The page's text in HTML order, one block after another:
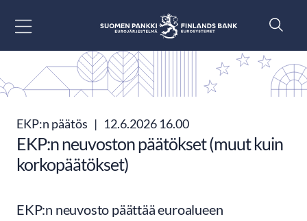
EKP:n päätös | 12.6.2026 16.00
EKP:n neuvoston päätökset (muut kuin
korkopäätökset)
EKP:n neuvosto päättää euroalueen